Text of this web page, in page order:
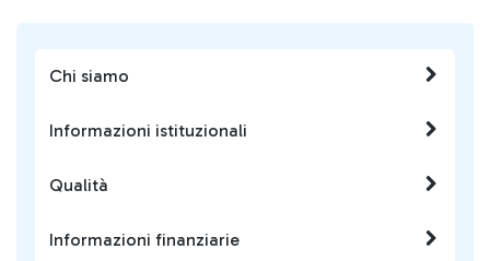
Chi siamo
Informazioni istituzionali
Qualità
Informazioni finanziarie